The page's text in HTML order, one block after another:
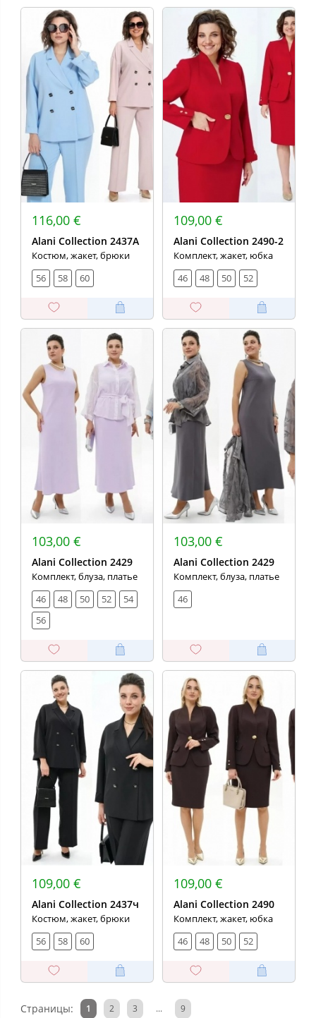
116,00 €
Alani Collection 2437А
Костюм, жакет, брюки
56
58 60
109,00 €
Alani Collection 2490-2
Комплект, жакет, юбка
46
48 50 52
103,00 €
Alani Collection 2429
Комплект, блуза, платье
46
48 50 52
54
56
103,00 €
Alani Collection 2429
Комплект, блуза, платье
46
109,00 €
Alani Collection 2437ч
Костюм, жакет, брюки
56
58 60
109,00 €
Alani Collection 2490
Комплект, жакет, юбка
46
48 50 52
Страницы: 1 2 3 ... 9